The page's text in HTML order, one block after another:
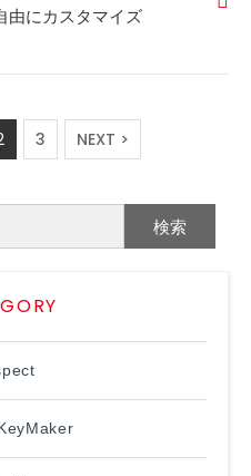
由にカスタマイズ
3 NEXT >